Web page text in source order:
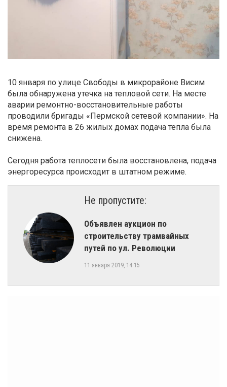
10 января по улице Свободы в микрорайоне Висим
была обнаружена утечка на тепловой сети. На месте
аварии ремонтно-восстановительные работы
проводили бригады «Пермской сетевой компании». На
время ремонта в 26 жилых домах подача тепла была
снижена.
Сегодня работа теплосети была восстановлена, подача
энергоресурса происходит в штатном режиме.
Не пропустите:
Объявлен аукцион по
строительству трамвайных
путей по ул. Революции
11 января 2019, 14:15